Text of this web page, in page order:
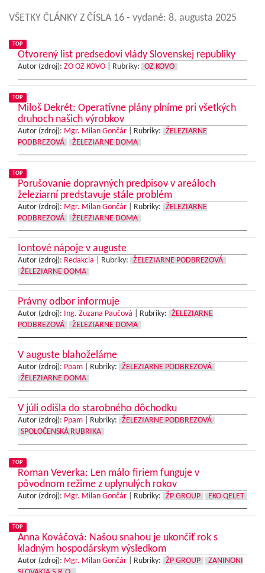
VŠETKY ČLÁNKY Z ČÍSLA 16 - vydané: 8. augusta 2025
TOP
Otvorený list predsedovi vlády Slovenskej republiky
Autor (zdroj): ZO OZ KOVO Rubriky: OZ KOVO
TOP
Miloš Dekrét: Operatívne plány plníme pri všetkých
druhoch našich výrobkov
Autor (zdroj): Mgr. Milan Gončár Rubriky:
ŽELEZIARNE
PODBREZOVÁ
ŽELEZIARNE DOMA
TOP
Porušovanie dopravných predpisov v areáloch
železiarní predstavuje stále problém
Autor (zdroj): Mgr. Milan Gončár Rubriky:
ŽELEZIARNE
PODBREZOVÁ
ŽELEZIARNE DOMA
Iontové nápoje v auguste
Autor (zdroj): Redakcia Rubriky:
ŽELEZIARNE PODBREZOVÁ
ŽELEZIARNE DOMA
Právny odbor informuje
Autor (zdroj): Ing. Zuzana Paučová Rubriky:
ŽELEZIARNE
PODBREZOVÁ
ŽELEZIARNE DOMA
V auguste blahoželáme
Autor (zdroj): Ppam Rubriky:
ŽELEZIARNE PODBREZOVÁ
ŽELEZIARNE DOMA
V júli odišla do starobného dôchodku
Autor (zdroj): Ppam Rubriky:
ŽELEZIARNE PODBREZOVÁ
SPOLOČENSKÁ RUBRIKA
TOP
Roman Veverka: Len málo firiem funguje v
pôvodnom režime z uplynulých rokov
Autor (zdroj): Mgr. Milan Gončár Rubriky: ŽP GROUP EKO QELET
TOP
Anna Kováčová: Našou snahou je ukončiť rok s
kladným hospodárskym výsledkom
Autor (zdroj): Mgr. Milan Gončár Rubriky: ŽP GROUP
ZANINONI